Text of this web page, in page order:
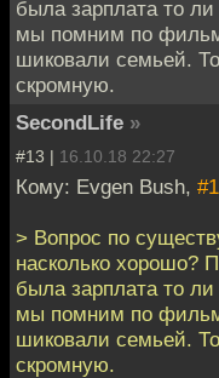
была зарплата то
мы помним по
шиковали семьей.
скромную.
SecondLife »
#13 | 16.10.18 22:27
Кому: Evgen Bush,
> Вопрос по
насколько хорошо?
была зарплата то
мы помним по
шиковали семьей.
скромную.